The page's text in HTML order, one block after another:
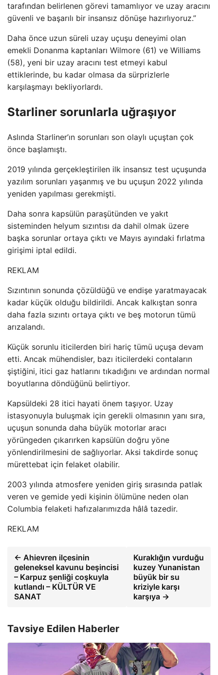
tarafından belirlenen görevi tamamlıyor ve uzay aracını
güvenli ve başarılı bir insansız dönüşe hazırlıyoruz.”
Daha önce uzun süreli uzay uçuşu deneyimi olan
emekli Donanma kaptanları Wilmore (61) ve Williams
(58), yeni bir uzay aracını test etmeyi kabul
ettiklerinde, bu kadar olmasa da sürprizlerle
karşılaşmayı bekliyorlardı.
Starliner sorunlarla uğraşıyor
Aslında Starliner’ın sorunları son olaylı uçuştan çok
önce başlamıştı.
2019 yılında gerçekleştirilen ilk insansız test uçuşunda
yazılım sorunları yaşanmış ve bu uçuşun 2022 yılında
yeniden yapılması gerekmişti.
Daha sonra kapsülün paraşütünden ve yakıt
sisteminden helyum sızıntısı da dahil olmak üzere
başka sorunlar ortaya çıktı ve Mayıs ayındaki fırlatma
girişimi iptal edildi.
REKLAM
Sızıntının sonunda çözüldüğü ve endişe yaratmayacak
kadar küçük olduğu bildirildi. Ancak kalkıştan sonra
daha fazla sızıntı ortaya çıktı ve beş motorun tümü
arızalandı.
Küçük sorunlu iticilerden biri hariç tümü uçuşa devam
etti. Ancak mühendisler, bazı iticilerdeki contaların
şiştiğini, itici gaz hatlarını tıkadığını ve ardından normal
boyutlarına döndüğünü belirtiyor.
Kapsüldeki 28 itici hayati önem taşıyor. Uzay
istasyonuyla buluşmak için gerekli olmasının yanı sıra,
uçuşun sonunda daha büyük motorlar aracı
yörüngeden çıkarırken kapsülün doğru yöne
yönlendirilmesini de sağlıyorlar. Aksi takdirde sonuç
mürettebat için felaket olabilir.
2003 yılında atmosfere yeniden giriş sırasında patlak
veren ve gemide yedi kişinin ölümüne neden olan
Columbia felaketi hafızalarımızda hâlâ tazedir.
REKLAM
← Ahievren ilçesinin
geleneksel kavunu beşincisi
– Karpuz şenliği coşkuyla
kutlandı – KÜLTÜR VE
SANAT
Kuraklığın vurduğu
kuzey Yunanistan
büyük bir su
kriziyle karşı
karşıya →
Tavsiye Edilen Haberler